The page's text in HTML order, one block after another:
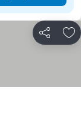
Distribuiți